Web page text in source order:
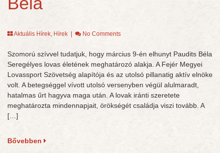
Aktuális Hírek, Hírek No Comments
Szomorú szívvel tudatjuk, hogy március 9-én elhunyt Paudits Béla
Seregélyes lovas életének meghatározó alakja. A Fejér Megyei
Lovassport Szövetség alapítója és az utolsó pillanatig aktív elnöke
volt. A betegséggel vívott utolsó versenyben végül alulmaradt,
hatalmas űrt hagyva maga után. A lovak iránti szeretete
meghatározta mindennapjait, örökségét családja viszi tovább. A
[…]
Bővebben